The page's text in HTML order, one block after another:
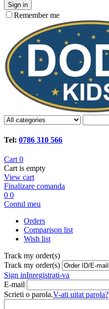
Sign in
Remember me
Tel: 0786 310 566
Cart 0
Cart is empty
View cart
Finalizare comanda
0 0
Contul meu
Orders
Comparison list
Wish list
Track my order(s)
Track my order(s)
Sign inInregistrati-va
E-mail
Scrieti o parola.V-ati uitat parola?